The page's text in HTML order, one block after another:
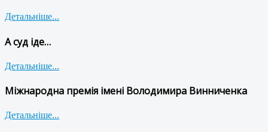
Детальніше...
А суд іде…
Детальніше...
Міжнародна премія імені Володимира Винниченка
Детальніше...